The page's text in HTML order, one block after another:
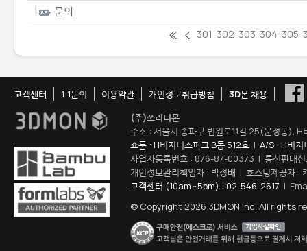
문의
301 302 303 304 305
고객센터 1:1문의 이용약관 개인정보취급방침
3D몬 채용
(주)쓰리디몬
주소 : 서울시 송파구 법원로11길 25(문정동),
쇼룸 : H비지니스파크 B동 512호 | A/S : H비지
사업자등록번호 : 876-87-00373 | 통신판매
개인정보관리책임자 : 박정배 | 호스팅제공자 :
고객센터 (10am~5pm) : 02-546-2617 |
© Copyright 2026 3DMON Inc. All rights